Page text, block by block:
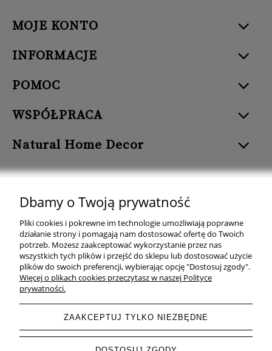
MOJE KONTO
INFORMACJE
POMOC
WSPÓŁPRACA
Natural Home Decor
Natural Home Decor | E-mail: sklep at naturalhomedecor.pl | Tel.:
507 707 299
| NIP: 7971800592 | REGON: 381429127
Copyright © 2026 - Naturalhomedecor.pl
Dbamy o Twoją prywatność
Pliki cookies i pokrewne im technologie umożliwiają poprawne
działanie strony i pomagają nam dostosować ofertę do Twoich
potrzeb. Możesz zaakceptować wykorzystanie przez nas
wszystkich tych plików i przejść do sklepu lub dostosować użycie
plików do swoich preferencji, wybierając opcję "Dostosuj zgody".
Więcej o plikach cookies przeczytasz w naszej Polityce
prywatności.
ZAAKCEPTUJ TYLKO NIEZBĘDNE